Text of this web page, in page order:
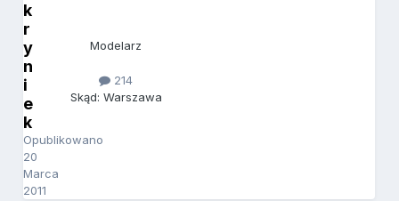
k
r
y
n
i
e
k
Opublikowano
20
Marca
2011
Modelarz
214
Skąd: Warszawa